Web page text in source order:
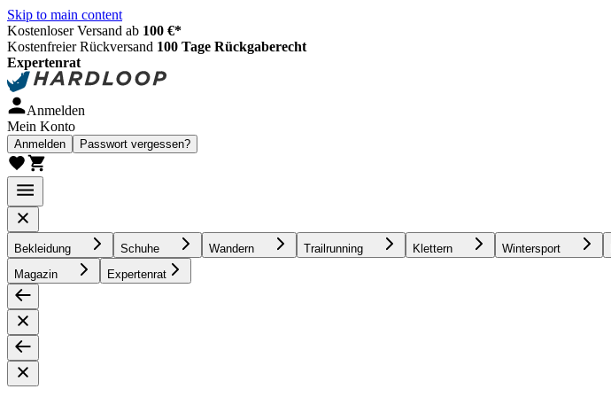
Skip to main content
Kostenloser Versand ab 100 €*
Kostenfreier Rückversand 100 Tage Rückgaberecht
Expertenrat
Anmelden
Mein Konto
Anmelden Passwort vergessen?
Bekleidung Schuhe Wandern Trailrunning Klettern Wintersport
Magazin
Expertenrat